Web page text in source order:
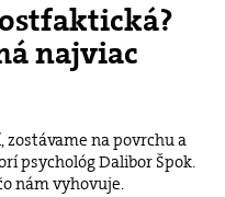
najviac
zostávame na povrchu a
psychológ Dalibor Špok.
nám vyhovuje.